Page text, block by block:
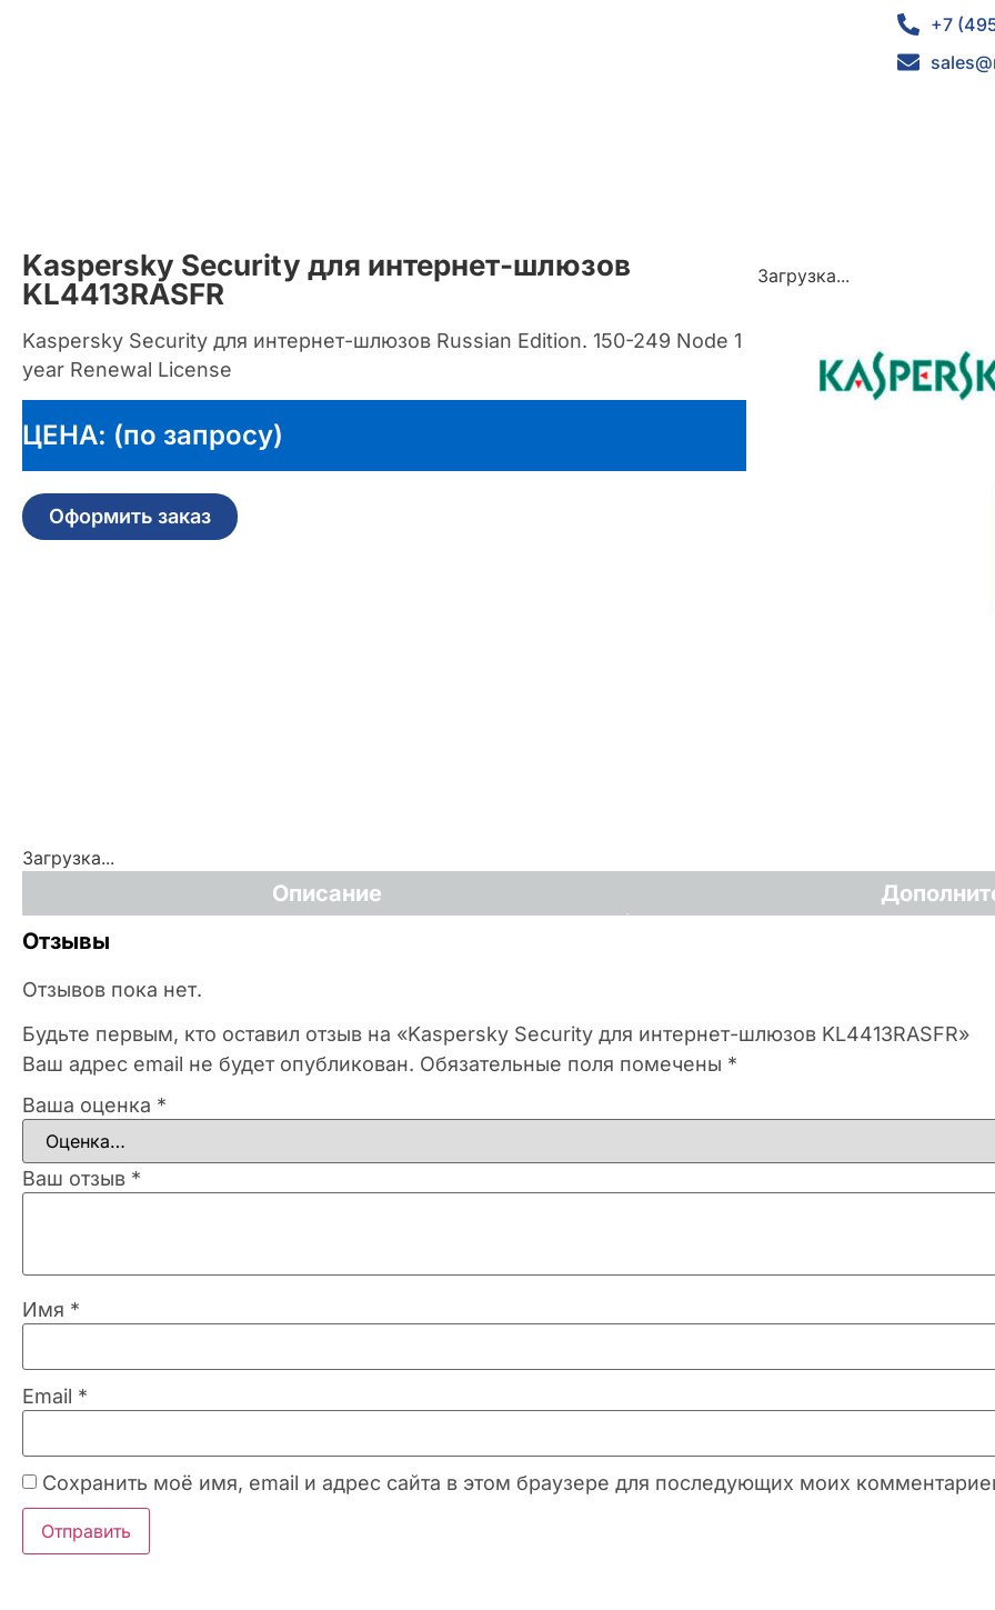
+7
Kaspersky Security для интернет-шлюзов
KL4413RASFR
Kaspersky Security для интернет-шлюзов Russian Edition. 150-249 Node 1
year Renewal License
ЦЕНА: (по запросу)
Оформить заказ
Загрузка...
Загрузка...
Описание
Отзывы
Отзывов пока нет.
Будьте первым, кто оставил отзыв на «Kaspersky Security для интернет-шлюзов KL4413RASFR»
Ваш адрес email не будет опубликован. Обязательные поля помечены *
Ваша оценка *
Ваш отзыв *
Имя *
Email *
Сохранить моё имя, email и адрес сайта в этом браузере для последующих моих